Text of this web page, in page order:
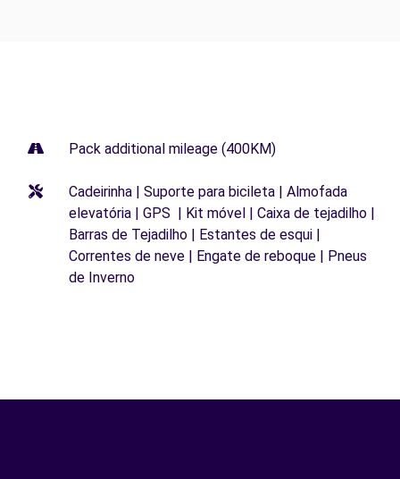
Pack additional mileage (400KM)
Cadeirinha | Suporte para bicileta | Almofada
elevatória | GPS | Kit móvel | Caixa de tejadilho |
Barras de Tejadilho | Estantes de esqui |
Correntes de neve | Engate de reboque | Pneus
de Inverno